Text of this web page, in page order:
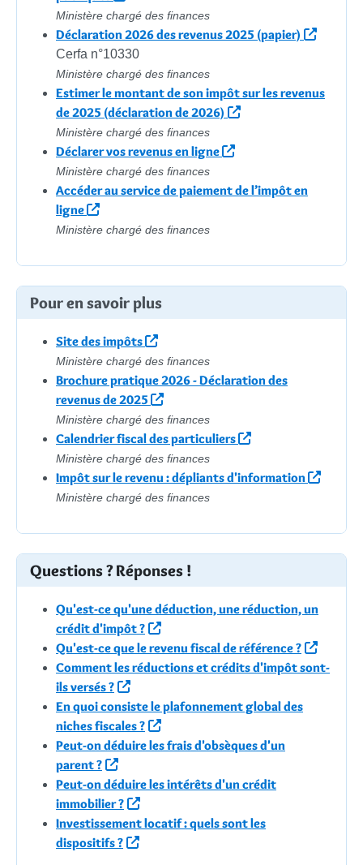
Ministère chargé des finances
Déclaration 2026 des revenus 2025 (papier)
Cerfa n°10330
Ministère chargé des finances
Estimer le montant de son impôt sur les revenus
de 2025 (déclaration de 2026)
Ministère chargé des finances
Déclarer vos revenus en ligne
Ministère chargé des finances
Accéder au service de paiement de l’impôt en
ligne
Ministère chargé des finances
Pour en savoir plus
Site des impôts
Ministère chargé des finances
Brochure pratique 2026 - Déclaration des
revenus de 2025
Ministère chargé des finances
Calendrier fiscal des particuliers
Ministère chargé des finances
Impôt sur le revenu : dépliants d'information
Ministère chargé des finances
Questions ? Réponses !
Qu'est-ce qu'une déduction, une réduction, un
crédit d'impôt ?
Qu'est-ce que le revenu fiscal de référence ?
Comment les réductions et crédits d'impôt sont-
ils versés ?
En quoi consiste le plafonnement global des
niches fiscales ?
Peut-on déduire les frais d'obsèques d'un
parent ?
Peut-on déduire les intérêts d'un crédit
immobilier ?
Investissement locatif : quels sont les
dispositifs ?